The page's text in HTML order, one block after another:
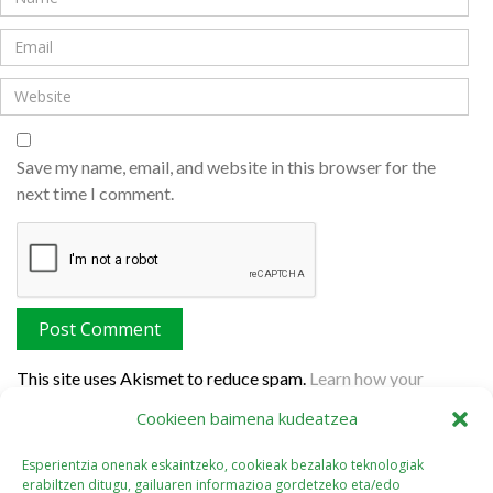
Cookieen baimena kudeatzea
Esperientzia onenak eskaintzeko, cookieak bezalako teknologiak
erabiltzen ditugu, gailuaren informazioa gordetzeko eta/edo
Save my name, email, and website in this browser for the
next time I comment.
This site uses Akismet to reduce spam. Learn how your